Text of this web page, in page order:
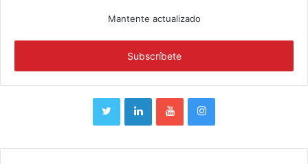
Mantente actualizado